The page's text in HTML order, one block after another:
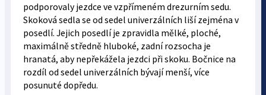
podporovaly jezdce ve vzpřímeném drezurním sedu.
Skoková sedla se od sedel univerzálních liší zejména v
posedlí. Jejich posedlí je zpravidla mělké, ploché,
maximálně středně hluboké, zadní rozsocha je
hranatá, aby nepřekážela jezdci při skoku. Bočnice na
rozdíl od sedel univerzálních bývají menší, více
posunuté dopředu.